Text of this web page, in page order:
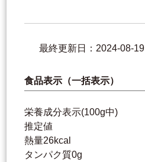
最終更新日：2024-08-19
食品表示（一括表示）
栄養成分表示(100g中)
推定値
熱量26kcal
タンパク質0g